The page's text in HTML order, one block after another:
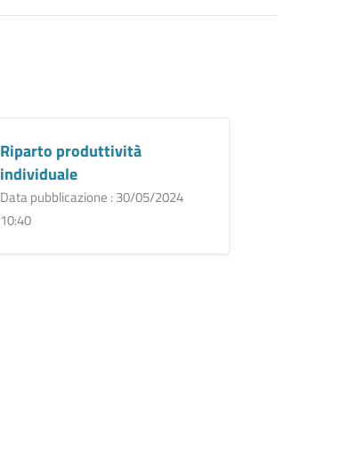
Riparto produttività
individuale
Data pubblicazione : 30/05/2024
10:40